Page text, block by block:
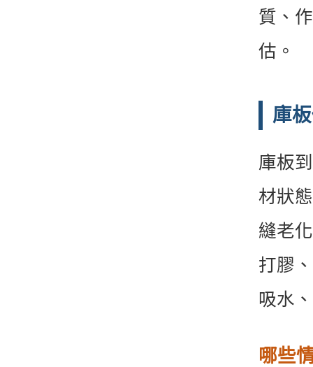
質、
估。
庫
庫板
材狀
縫老
打膠
吸水
哪些